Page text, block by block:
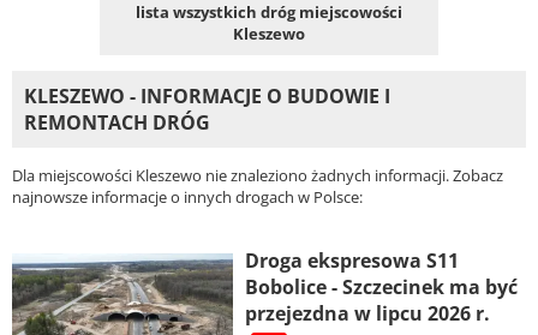
lista wszystkich dróg miejscowości
Kleszewo
KLESZEWO - INFORMACJE O BUDOWIE I
REMONTACH DRÓG
Dla miejscowości Kleszewo nie znaleziono żadnych informacji. Zobacz
najnowsze informacje o innych drogach w Polsce:
Droga ekspresowa S11
Bobolice - Szczecinek ma być
przejezdna w lipcu 2026 r.